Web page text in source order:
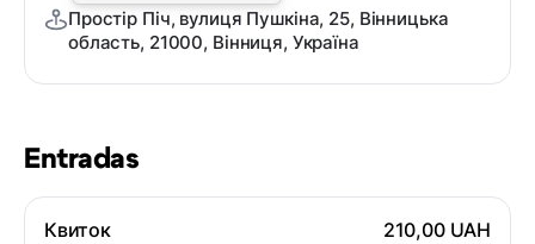
Entradas
Квиток 210,00 UAH
Простір Піч, вулиця Пушкіна, 25, Вінницька
область, 21000, Вінниця, Україна